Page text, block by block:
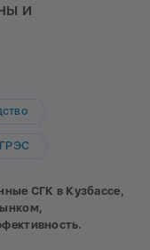
и
СГК в Кузбассе,